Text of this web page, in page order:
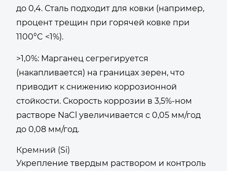
до 0,4. Сталь подходит для ковки (например,
процент трещин при горячей ковке при
1100°C <1%).
>1,0%: Марганец сегрегируется
(накапливается) на границах зерен, что
приводит к снижению коррозионной
стойкости. Скорость коррозии в 3,5%-ном
растворе NaCl увеличивается с 0,05 мм/год
до 0,08 мм/год.
Кремний (Si)
Укрепление твердым раствором и контроль